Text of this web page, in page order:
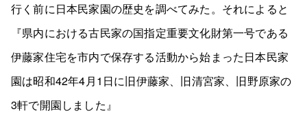
行く前に日本民家園の歴史を調べてみた。それによると
『県内における古民家の国指定重要文化財第一号である
伊藤家住宅を市内で保存する活動から始まった日本民家
園は昭和42年4月1日に旧伊藤家、旧清宮家、旧野原家の
3軒で開園しました』